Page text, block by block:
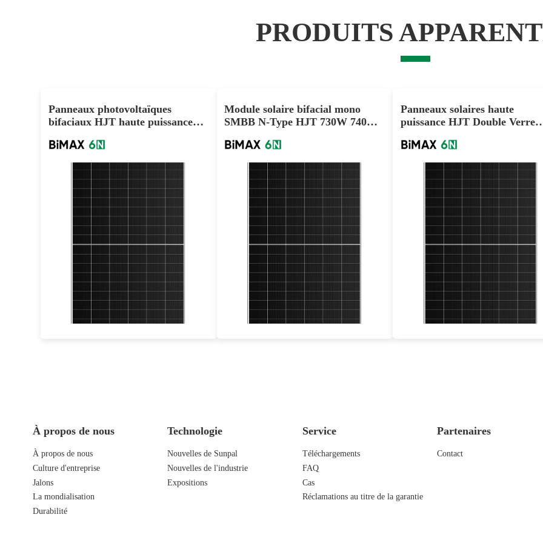
PRODUITS
Panneaux photovoltaïques
bifaciaux HJT haute puissance
695-715W
Garantie d'alimentation de 30 ans
Module solaire bifacial mono
SMBB N-Type HJT 730W 740W
720-750W
Panneaux solaires haute
puissance HJT Double Verre
695-715W
Garantie d'alimentation de 30 ans
À propos de nous
À propos de nous
Culture d'entreprise
Jalons
La mondialisation
Durabilité
Technologie
Nouvelles de Sunpal
Nouvelles de l'industrie
Expositions
Service
Téléchargements
FAQ
Cas
Réclamations au titre de la garantie
Partenaires
Contact